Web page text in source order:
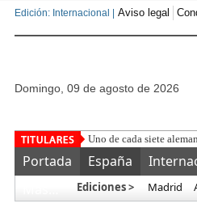
Edición: Internacional | Aviso legal
domingo, 09 de agosto de 2026
Uno de cada siete
Portada España
Ediciones > Madrid